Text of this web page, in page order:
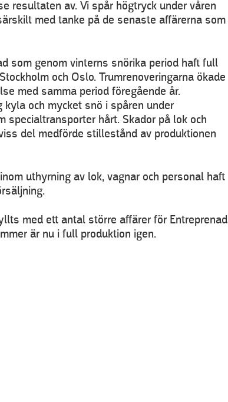
resultaten av. Vi spår högtryck under våren
med tanke på de senaste affärerna som
som genom vinterns snörika period haft full
och Oslo. Trumrenoveringarna ökade
med samma period föregående år.
kyla och mycket snö i spåren under
specialtransporter hårt. Skador på lok och
del medförde stillestånd av produktionen
uthyrning av lok, vagnar och personal haft
med ett antal större affärer för Entreprenad
är nu i full produktion igen.